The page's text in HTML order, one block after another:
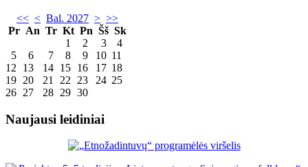
<< < Bal. 2027 > >>
Pr An Tr Kt Pn Šš Sk
1
2 3
4
5
6 7 8 9 10 11
12
13 14 15 16 17 18
19 20 21 22 23 24 25
26 27 28 29 30
Naujausi leidiniai